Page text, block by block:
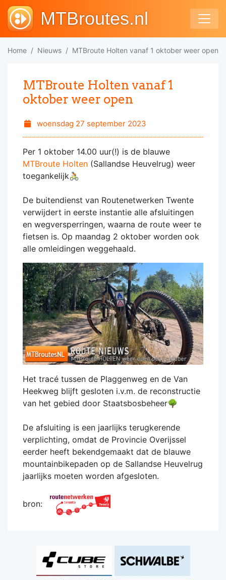
MTBroutes.nl
Home Nieuws MTBroute Holten vanaf 1 oktober weer open
MTBroute Holten vanaf 1
oktober weer open
woensdag 27 september 2023
Per 1 oktober 14.00 uur(!) is de blauwe
MTBroute Holten (Sallandse Heuvelrug) weer
toegankelijk🚴🏻
De buitendienst van Routenetwerken Twente
verwijdert in eerste instantie alle afsluitingen
en wegversperringen, waarna de route weer te
fietsen is. Op maandag 2 oktober worden ook
alle omleidingen weggehaald.
Het tracé tussen de Plaggenweg en de Van
Heekweg blijft gesloten i.v.m. de reconstructie
van het gebied door Staatsbosbeheer🌳
De afsluiting is een jaarlijks terugkerende
verplichting, omdat de Provincie Overijssel
eerder heeft bekendgemaakt dat de blauwe
mountainbikepaden op de Sallandse Heuvelrug
jaarlijks moeten worden afgesloten.
bron: